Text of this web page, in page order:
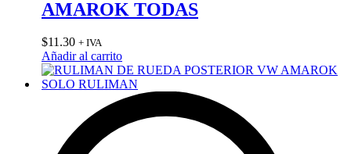
AMAROK TODAS
$11.30 + IVA
Añadir al carrito